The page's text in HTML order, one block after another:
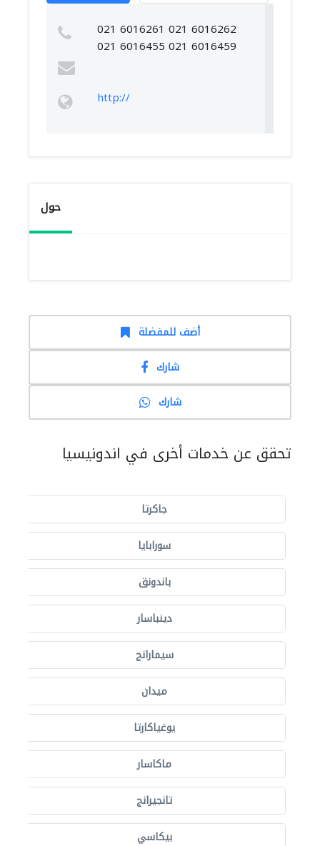
021 6016261 021 6016262
021 6016455 021 6016459
http://
حول
أضف للمفضلة
شارك
شارك
تحقق عن خدمات أخرى في اندونيسيا
جاكرتا
سورابايا
باندونق
دينباسار
سيمارانج
ميدان
يوغياكارتا
ماكاسار
تانجيرانج
بيكاسي